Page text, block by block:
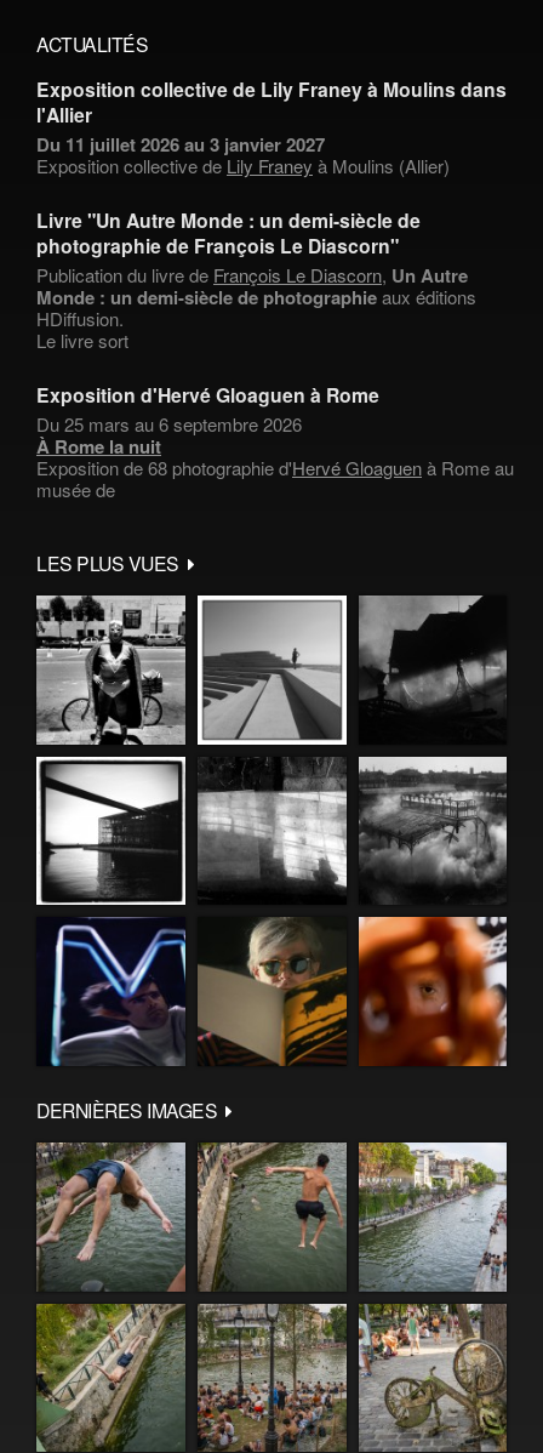
ACTUALITÉS
Exposition collective de Lily Franey à Moulins dans
l'Allier
Du 11 juillet 2026 au 3 janvier 2027
Exposition collective de Lily Franey à Moulins (Allier)
Livre "Un Autre Monde : un demi-siècle de
photographie de François Le Diascorn"
Publication du livre de François Le Diascorn, Un Autre
Monde : un demi-siècle de photographieaux éditions
HDiffusion.
Le livre sort
Exposition d'Hervé Gloaguen à Rome
Du 25 mars au 6 septembre 2026
À Rome la nuit
Exposition de 68 photographie d'Hervé Gloaguenà Rome au
musée de
LES PLUS VUES
DERNIÈRES IMAGES